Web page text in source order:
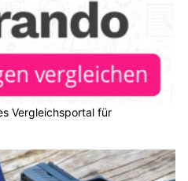
Vergleichsportal für